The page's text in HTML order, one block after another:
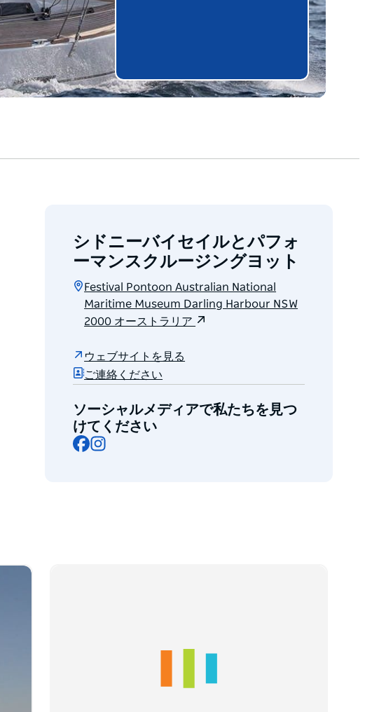
シドニーバイセイルとパフォ
ーマンスクルージングヨット
Festival Pontoon Australian National
Maritime Museum Darling Harbour NSW
2000 オーストラリア
ウェブサイトを見る
ご連絡ください
ソーシャルメディアで私たちを見つ
けてください
Facebook